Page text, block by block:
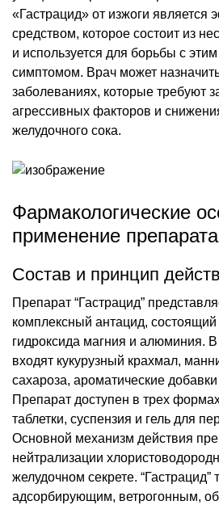
«Гастрацид» от изжоги является
средством, которое состоит из
и используется для борьбы с
симптомом. Врач может
заболеваниях, которые требуют
агрессивных факторов и
желудочного сока.
Фармакологические
применение препарата
Состав и принцип
Препарат “Гастрацид”
комплексный антацид,
гидроксида магния и алюминия. В
входят кукурузный крахмал,
сахароза, ароматические
Препарат доступен в трех
таблетки, суспензия и гель для
Основной механизм действия
нейтрализации
желудочном секрете. “Гастрацид”
адсорбирующим, ветрогонным,